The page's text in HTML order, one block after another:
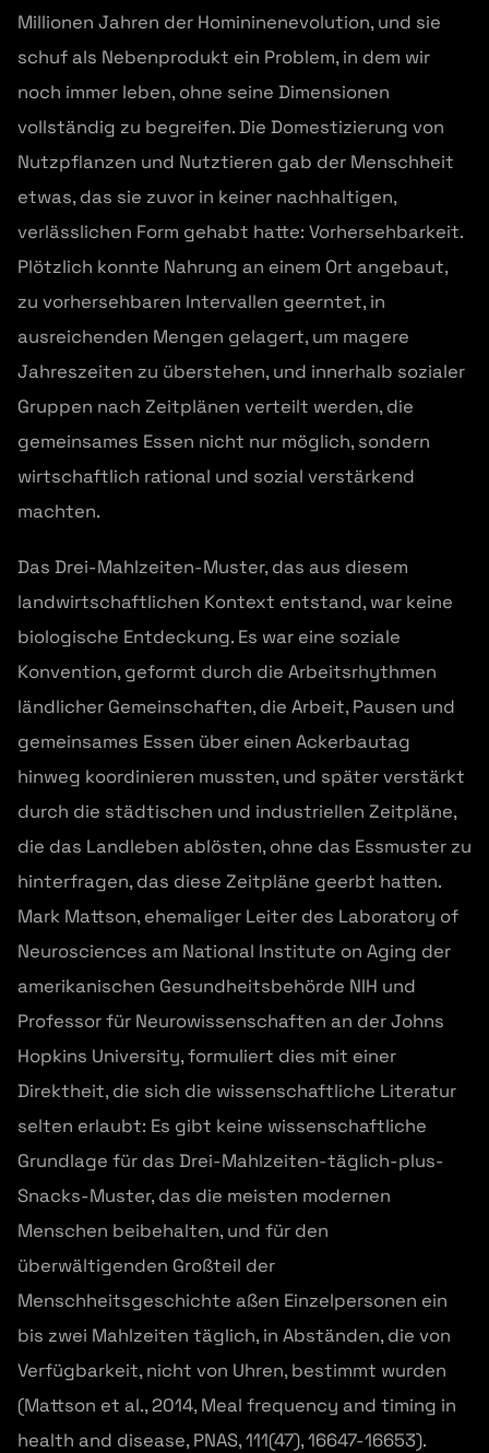
Millionen Jahren der Homininenevolution, und sie
schuf als Nebenprodukt ein Problem, in dem wir
noch immer leben, ohne seine Dimensionen
vollständig zu begreifen. Die Domestizierung von
Nutzpflanzen und Nutztieren gab der Menschheit
etwas, das sie zuvor in keiner nachhaltigen,
verlässlichen Form gehabt hatte: Vorhersehbarkeit.
Plötzlich konnte Nahrung an einem Ort angebaut,
zu vorhersehbaren Intervallen geerntet, in
ausreichenden Mengen gelagert, um magere
Jahreszeiten zu überstehen, und innerhalb sozialer
Gruppen nach Zeitplänen verteilt werden, die
gemeinsames Essen nicht nur möglich, sondern
wirtschaftlich rational und sozial verstärkend
machten.
Das Drei-Mahlzeiten-Muster, das aus diesem
landwirtschaftlichen Kontext entstand, war keine
biologische Entdeckung. Es war eine soziale
Konvention, geformt durch die Arbeitsrhythmen
ländlicher Gemeinschaften, die Arbeit, Pausen und
gemeinsames Essen über einen Ackerbautag
hinweg koordinieren mussten, und später verstärkt
durch die städtischen und industriellen Zeitpläne,
die das Landleben ablösten, ohne das Essmuster zu
hinterfragen, das diese Zeitpläne geerbt hatten.
Mark Mattson, ehemaliger Leiter des Laboratory of
Neurosciences am National Institute on Aging der
amerikanischen Gesundheitsbehörde NIH und
Professor für Neurowissenschaften an der Johns
Hopkins University, formuliert dies mit einer
Direktheit, die sich die wissenschaftliche Literatur
selten erlaubt: Es gibt keine wissenschaftliche
Grundlage für das Drei-Mahlzeiten-täglich-plus-
Snacks-Muster, das die meisten modernen
Menschen beibehalten, und für den
überwältigenden Großteil der
Menschheitsgeschichte aßen Einzelpersonen ein
bis zwei Mahlzeiten täglich, in Abständen, die von
Verfügbarkeit, nicht von Uhren, bestimmt wurden
(Mattson et al., 2014, Meal frequency and timing in
health and disease, PNAS, 111(47), 16647-16653).